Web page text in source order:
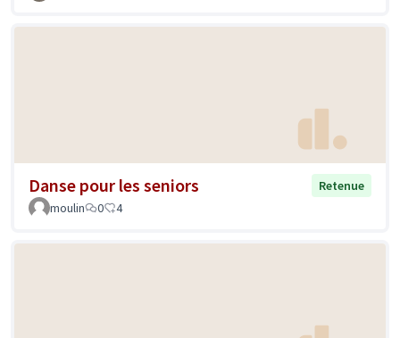
Danse pour les seniors
Retenue
moulin
0 4